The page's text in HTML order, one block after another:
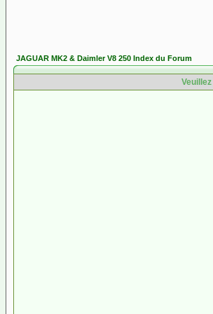
JAGUAR MK2 & Daimler V8 250 Index du Forum